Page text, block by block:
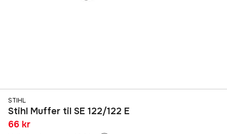
STIHL
Stihl Muffer til SE 122/122 E
66 kr